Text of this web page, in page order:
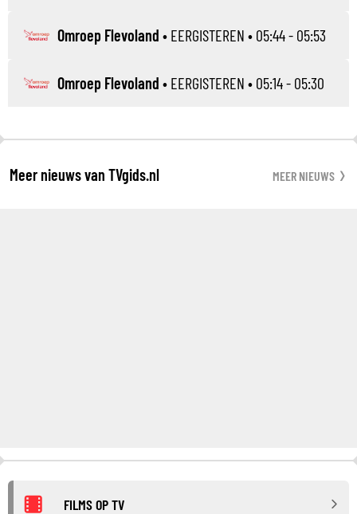
Omroep Flevoland • EERGISTEREN • 05:44 - 05:53
Omroep Flevoland • EERGISTEREN • 05:14 - 05:30
Meer nieuws van TVgids.nl MEER NIEUWS
FILMS OP TV